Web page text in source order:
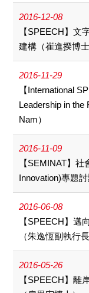
2016-12-08
【SPEECH】文
建構（崔進揆博士
2016-11-29
【International
Leadership in the
Nam）
2016-11-09
【SEMINAT】
Innovation)專題
2016-06-08
【SPEECH】
（朱逸恆副執行長
2016-05-26
【SPEECH】離